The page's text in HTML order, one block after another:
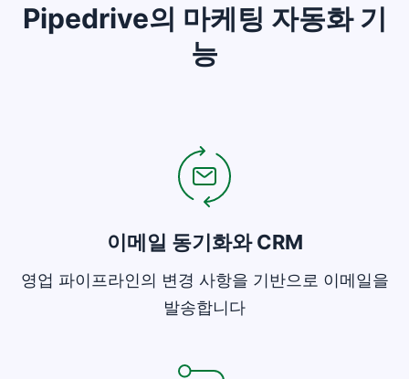
Pipedrive의 마케팅 자동화 기
능
이메일 동기화와 CRM
영업 파이프라인의 변경 사항을 기반으로 이메일을
발송합니다